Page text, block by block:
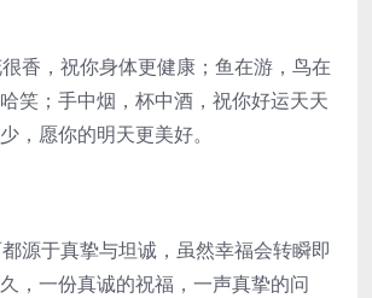
香，祝你身体更健康；鱼在游，鸟在
笑；手中烟，杯中酒，祝你好运天天
，愿你的明天更美好。
源于真挚与坦诚，虽然幸福会转瞬即
，一份真诚的祝福，一声真挚的问